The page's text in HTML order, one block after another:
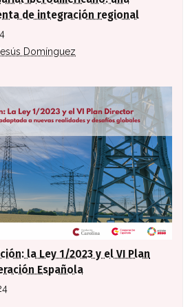
de integración regional
Domínguez
la Ley 1/2023 y el VI Plan
Española